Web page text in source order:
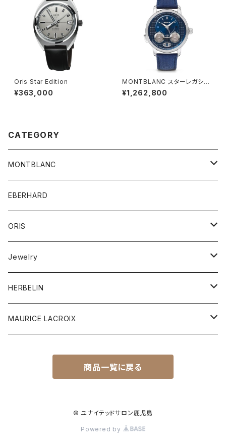
Oris Star Edition
¥363,000
MONTBLANC スターレガシ
ー ニコラ・リューセック クロノ
グラフ 43mm
¥1,262,800
CATEGORY
MONTBLANC
Men's watch
Ladies watch
筆記具
レザー
EBERHARD
ORIS
Aquis Date
Divers Sixty-Five
Divers
Jewelry
ピアス
リング
HERBELIN
MEN'S
MAURICE LACROIX
商品一覧に戻る
© ユナイテッドサロン鹿児島
Powered by